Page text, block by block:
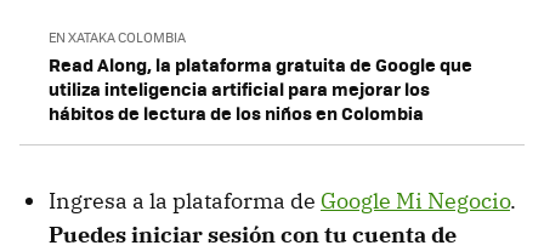
EN XATAKA COLOMBIA
Read Along, la plataforma gratuita de Google que
utiliza inteligencia artificial para mejorar los
hábitos de lectura de los niños en Colombia
Ingresa a la plataforma de Google Mi Negocio.
Puedes iniciar sesión con tu cuenta de